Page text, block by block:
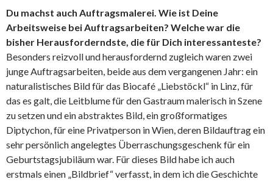
Du machst auch Auftragsmalerei. Wie ist Deine
Arbeitsweise bei Auftragsarbeiten? Welche war die
bisher Herausforderndste, die für Dich interessanteste?
Besonders reizvoll und herausfordernd zugleich waren zwei
junge Auftragsarbeiten, beide aus dem vergangenen Jahr: ein
naturalistisches Bild für das Biocafé „Liebstöckl“ in Linz, für
das es galt, die Leitblume für den Gastraum malerisch in Szene
zu setzen und ein abstraktes Bild, ein großformatiges
Diptychon, für eine Privatperson in Wien, deren Bildauftrag ein
sehr persönlich angelegtes Überraschungsgeschenk für ein
Geburtstagsjubiläum war. Für dieses Bild habe ich auch
erstmals einen „Bildbrief“ verfasst, in dem ich die Geschichte